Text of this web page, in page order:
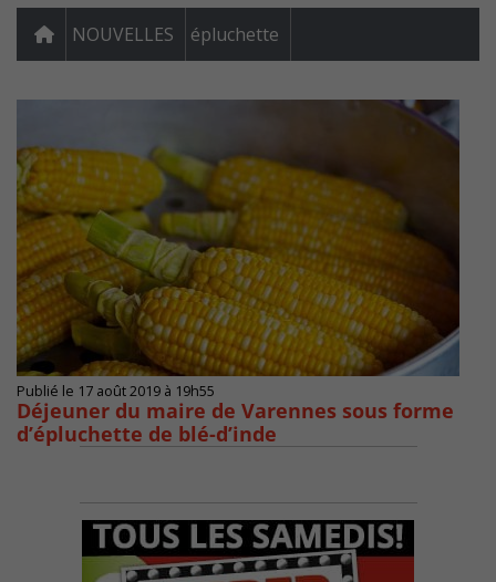
NOUVELLES épluchette
Publié le 17 août 2019 à 19h55
Déjeuner du maire de Varennes sous forme
d’épluchette de blé-d’inde